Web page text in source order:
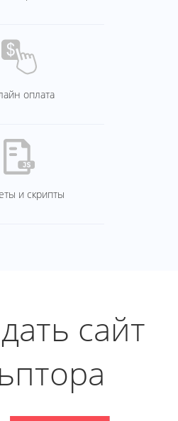
оплата
и скрипты
сайт